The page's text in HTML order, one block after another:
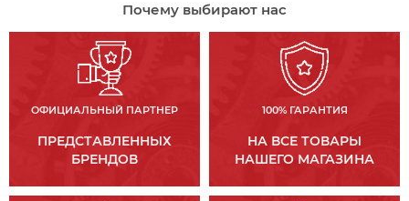
Почему выбирают нас
ОФИЦИАЛЬНЫЙ ПАРТНЕР
ПРЕДСТАВЛЕННЫХ
БРЕНДОВ
100% ГАРАНТИЯ
НА ВСЕ ТОВАРЫ
НАШЕГО МАГАЗИНА